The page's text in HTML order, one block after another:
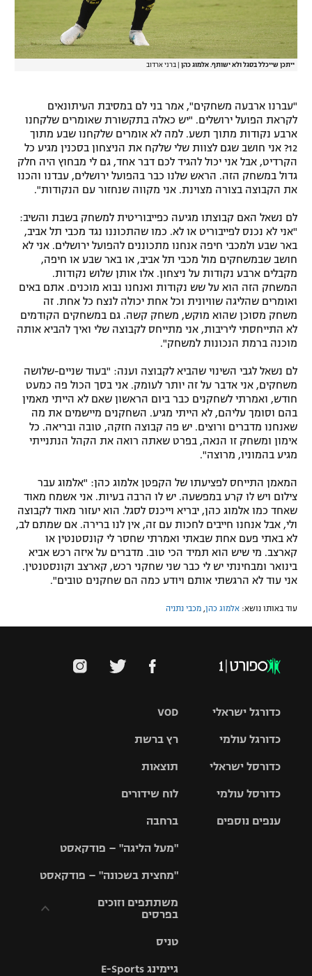
ייתכן שייכלל בסגל ולא ישותף. אלמוג כהן ברני ארדוב
"עברנו ארבעה משחקים", אמר בני לם במסיבת העיתונאים
לקראת הפועל ירושלים. "יש כאלה בתקשורת שאומרים שלקחנו
ארבע נקודות מתוך תשע. למה לא אומרים שלקחנו שבע מתוך
12? אני חושב שגם לצוות שלי שלקח את הניצחון בסכנין מגיע כל
הקרדיט, אבל אני יכול להגיד לכם דבר אחד, גם לי מבחוץ היה חלק
גדול במשחק הזה. הראש שלנו כבר בהפועל ירושלים, עבדנו והכנו
את הקבוצה בצורה מצוינת. אני מקווה שנחזור עם הנקודות".
לם נשאל האם קבוצתו מגיעה כפייבוריטית למשחק בשבת והשיב:
"אני לא נכנס לפייבוריט או לא. כמו שהתכוננו נגד מכבי תל אביב,
באר שבע ולמכבי חיפה אנחנו מתכוננים להפועל ירושלים. אני לא
חושב שבמשחקים מול מכבי תל אביב, או באר שבע או חיפה,
מקבלים ארבע נקודות על ניצחון. אלו אותן שלוש נקודות.
המשחק הזה הוא על שש נקודות ואנחנו נבוא מוכנים. אתם באים
ואומרים שהליגה שוויונית וכל אחת יכולה לנצח כל אחת. זה
משחק מסוכן שהוא מוקש, משחק קשה. גם במשחקים הקודמים
לא התייחסתי ליריבות, אני מתייחס לקבוצה שלי ואיך להביא אותה
מוכנה ברמת הנכונות למשחק".
לם נשאל לגבי השינוי שהביא לקבוצה וענה: "בעוד שניים-שלושה
משחקים, אני אדבר על זה יותר לעומק. אני בסך הכול פה כמעט
חודש, ואמרתי לשחקנים כבר ביום הראשון שאם לא הייתי מאמין
בהם וסומך עליהם, לא הייתי מגיע. השחקנים מיישמים את מה
שאנחנו מדברים ורוצים. יש פה קבוצה חזקה, טובה ובריאה. כל
אימון ומשחק זו הנאה, בפרט שאתה רואה את הקהל הנתנייתי
מגיע בהמוניו, מרוצה".
המאמן התייחס לפציעתו של הקפטן אלמוג כהן: "אלמוג עבר
צילום ויש לו קרע במפשעה. יש לו הרבה בעיות. אני אשמח מאוד
שאחד כמו אלמוג כהן, יבריא וייכנס לסגל. הוא יעזור מאוד לקבוצה
ולי, אבל אנחנו חייבים לחכות עם זה, אין לנו ברירה. אם שמתם לב,
לא באתי פעם אחת שבאתי ואמרתי שחסר לי קונסטנטין או
קארצב. מי שיש הוא תמיד הכי טוב. מדברים על איזה רכש אביא
בינואר ומבחינתי יש לי כבר שני שחקני רכש, קארצב וקונסטנטין.
אני עוד לא הרגשתי אותם ויודע כמה הם שחקנים טובים".
עוד באותו נושא: אלמוג כהן מכבי נתניה
VOD
רץ ברשת
תוצאות
לוח שידורים
ברחבה
"מעל הליגה" – פודקאסט
"מחצית בשכונה" – פודקאסט
משתתפים וזוכים
בפרסים
וזוכים בפרסים
טניס
גיימינג E-Sports
כדורגל ישראלי
גביע הטוטו
כדורגל עולמי
האלופות
ליגה
כדורסל ישראלי
סל
כדורסל עולמי
ענפים נוספים